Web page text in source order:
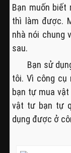
Bạn muốn biết
thì làm được.
nhà nói chung
sau.
Bạn sử
tôi. Vì công cụ
bạn tự mua
vật tư bạn tự
dụng được ở